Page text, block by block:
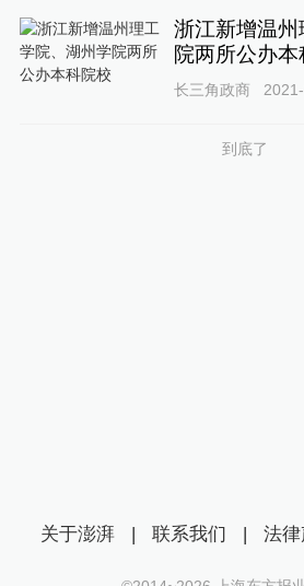
浙江新增温
院两所公办本
长三角政商
到底了
关于澎湃 | 联系我们 | 法律